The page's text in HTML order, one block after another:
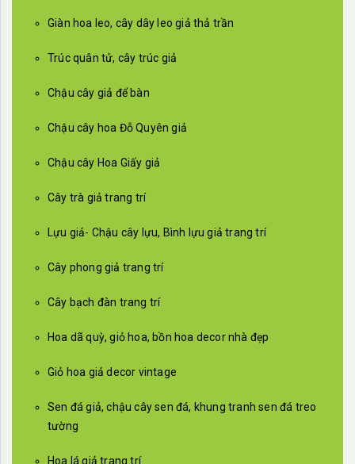
Giàn hoa leo, cây dây leo giả thả trần
Trúc quân tử, cây trúc giả
Chậu cây giả để bàn
Chậu cây hoa Đỗ Quyên giả
Chậu cây Hoa Giấy giả
Cây trà giả trang trí
Lựu giả- Chậu cây lựu, Bình lựu giả trang trí
Cây phong giả trang trí
Cây bạch đàn trang trí
Hoa dã quỳ, giỏ hoa, bồn hoa decor nhà đẹp
Giỏ hoa giả decor vintage
Sen đá giả, chậu cây sen đá, khung tranh sen đá treo
tường
Hoa lá giả trang trí